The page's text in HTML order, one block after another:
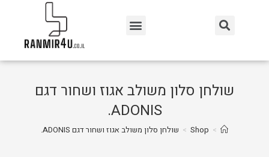
שולחן סלון משולב אגוז ושחור דגם
ADONIS.
>
Shop
> שולחן סלון משולב אגוז ושחור דגם ADONIS.